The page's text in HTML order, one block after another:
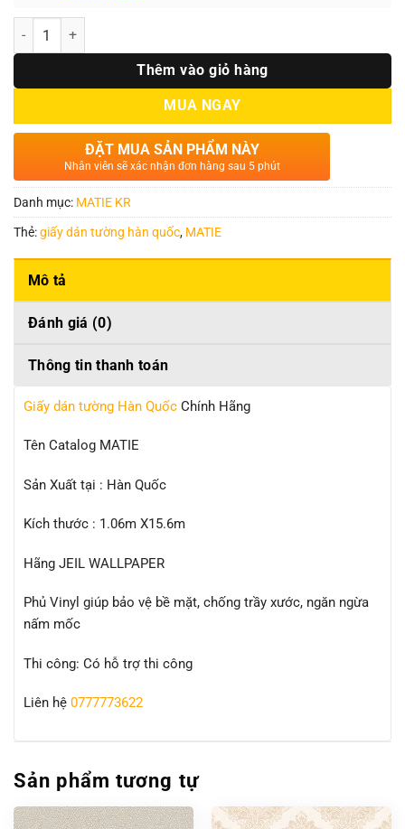
Số lượng
Thêm vào giỏ hàng
MUA NGAY
ĐẶT MUA SẢN PHẨM NÀY
Nhân viên sẽ xác nhận đơn hàng sau 5 phút
Danh mục: MATIE KR
Thẻ:giấy dán tường hàn quốc, MATIE
Mô tả
Đánh giá (0)
Thông tin thanh toán
Giấy dán tường Hàn Quốc Chính Hãng
Tên Catalog MATIE
Sản Xuất tại : Hàn Quốc
Kích thước : 1.06m X15.6m
Hãng JEIL WALLPAPER
Phủ Vinyl giúp bảo vệ bề mặt, chống trầy xước, ngăn ngừa
nấm mốc
Thi công: Có hỗ trợ thi công
Liên hệ 0777773622
Sản phẩm tương tự